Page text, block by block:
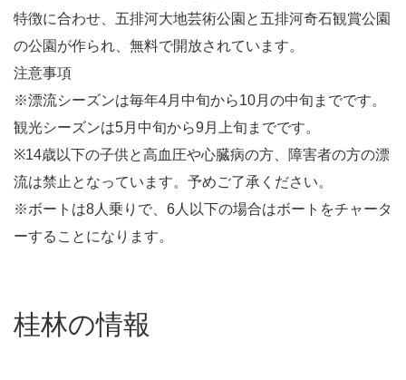
特徴に合わせ、五排河大地芸術公園と五排河奇石観賞公園
の公園が作られ、無料で開放されています。
注意事項
※漂流シーズンは毎年4月中旬から10月の中旬までです。
観光シーズンは5月中旬から9月上旬までです。
※14歳以下の子供と高血圧や心臓病の方、障害者の方の漂
流は禁止となっています。予めご了承ください。
※ボートは8人乗りで、6人以下の場合はボートをチャータ
ーすることになります。
桂林の情報